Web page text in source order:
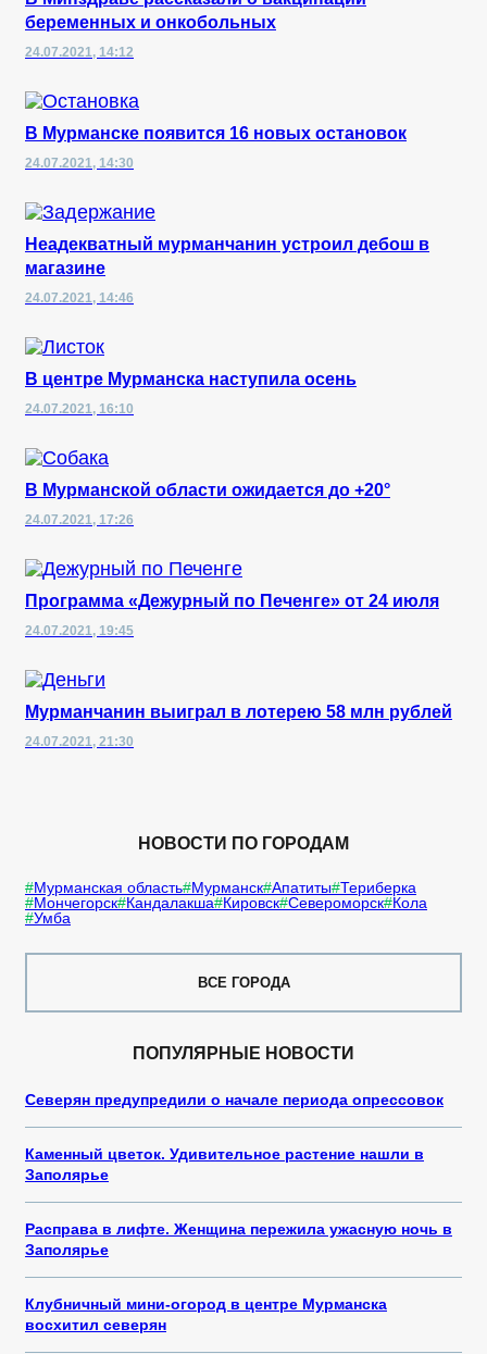
беременных и онкобольных
24.07.2021, 14:12
В Мурманске появится 16 новых остановок
24.07.2021, 14:30
Неадекватный мурманчанин устроил дебош в
магазине
24.07.2021, 14:46
В центре Мурманска наступила осень
24.07.2021, 16:10
В Мурманской области ожидается до +20°
24.07.2021, 17:26
Программа «Дежурный по Печенге» от 24 июля
24.07.2021, 19:45
Мурманчанин выиграл в лотерею 58 млн рублей
24.07.2021, 21:30
НОВОСТИ ПО ГОРОДАМ
Мурманская область Мурманск Апатиты Териберка
Мончегорск Кандалакша Кировск Североморск Кола
Умба
ВСЕ ГОРОДА
ПОПУЛЯРНЫЕ НОВОСТИ
Северян предупредили о начале периода опрессовок
Каменный цветок. Удивительное растение нашли в
Заполярье
Расправа в лифте. Женщина пережила ужасную ночь в
Заполярье
Клубничный мини-огород в центре Мурманска
восхитил северян